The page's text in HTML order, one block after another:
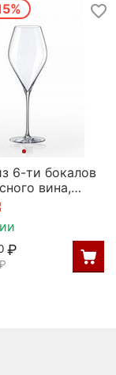
6-ти бокалов
вина,
560 мл,
₽